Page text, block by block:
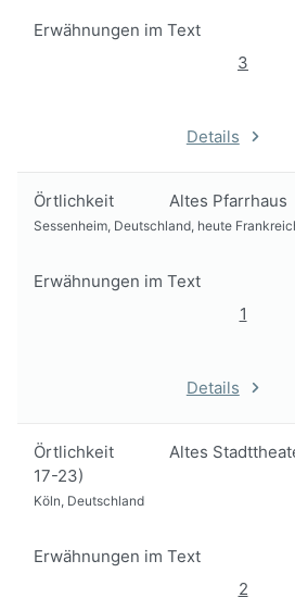
Erwähnungen im Text
3
Details
Örtlichkeit Altes Pfarrhaus
Sessenheim, Deutschland, heute
Erwähnungen im Text
1
Details
Örtlichkeit
Altes
17-23)
Köln, Deutschland
Erwähnungen im Text
2